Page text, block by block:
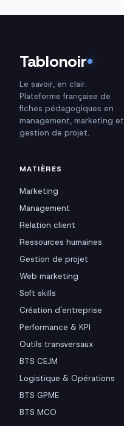
Tablonoir
Le savoir, en clair.
Plateforme française de
fiches pédagogiques en
management, marketing et
gestion de projet.
MATIÈRES
Marketing
Management
Relation client
Ressources humaines
Gestion de projet
Web marketing
Soft skills
Création d'entreprise
Performance & KPI
Outils transversaux
BTS CEJM
Logistique & Opérations
BTS GPME
BTS MCO